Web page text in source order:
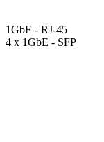
1GbE - RJ-45
4 x 1GbE - SFP